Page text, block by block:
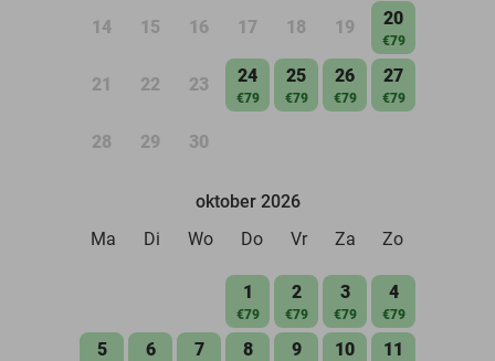
14 15 16 17 18 19 20
€79
21 22 23 24
€79
25
€79
26
€79
27
€79
28 29 30
oktober 2026
Ma
Di Wo Do Vr Za Zo
1
€79
2
€79
3
€79
4
€79
5 6 7 8 9 10 11